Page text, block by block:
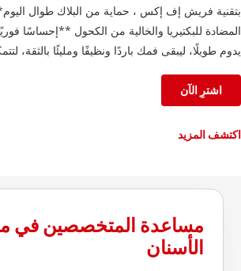
بتقنية فريش إف إكس ، حماية من البلاك طوال
المضادة للبكتيريا والخالية من الكحول **إحساسًا
يدوم طويلًا، ليبقى فمك باردًا ونظيفًا ومليئًا
اشترِ الآن
اكتشف المزيد
مساعدة المتخصصين في
الأسنان